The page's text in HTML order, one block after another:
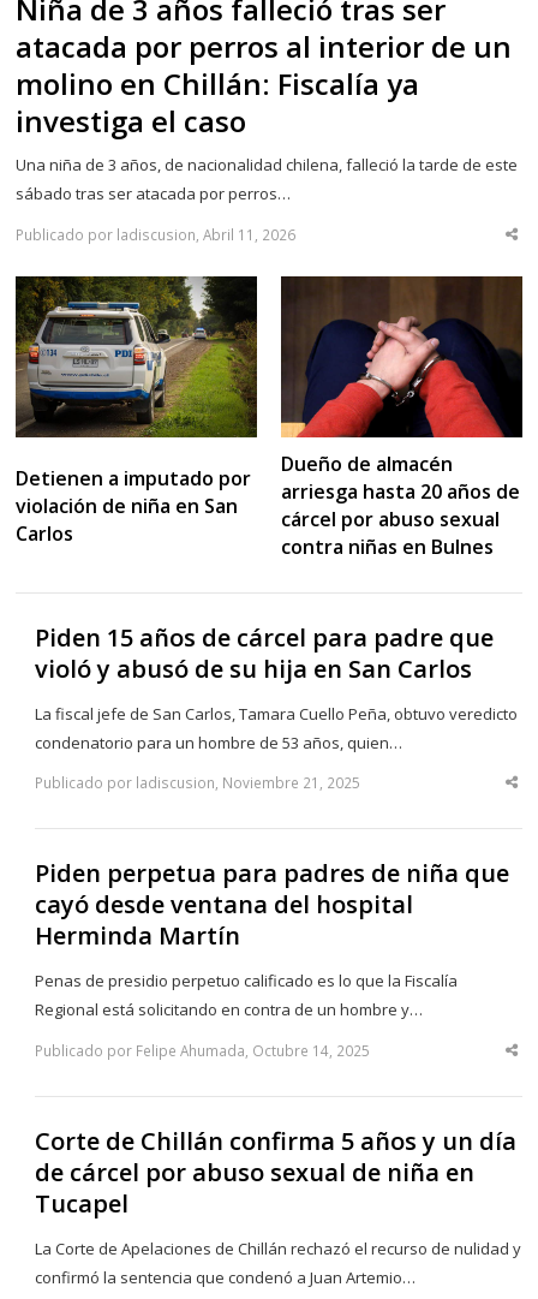
Niña de 3 años falleció tras ser
atacada por perros al interior de un
molino en Chillán: Fiscalía ya
investiga el caso
Una niña de 3 años, de nacionalidad chilena, falleció la tarde de este
sábado tras ser atacada por perros…
Publicado por ladiscusion, Abril 11, 2026
Detienen a imputado por
violación de niña en San
Carlos
Dueño de almacén
arriesga hasta 20 años de
cárcel por abuso sexual
contra niñas en Bulnes
Piden 15 años de cárcel para padre que
violó y abusó de su hija en San Carlos
La fiscal jefe de San Carlos, Tamara Cuello Peña, obtuvo veredicto
condenatorio para un hombre de 53 años, quien…
Publicado por ladiscusion, Noviembre 21, 2025
Piden perpetua para padres de niña que
cayó desde ventana del hospital
Herminda Martín
Penas de presidio perpetuo calificado es lo que la Fiscalía
Regional está solicitando en contra de un hombre y…
Publicado por Felipe Ahumada, Octubre 14, 2025
Corte de Chillán confirma 5 años y un día
de cárcel por abuso sexual de niña en
Tucapel
La Corte de Apelaciones de Chillán rechazó el recurso de nulidad y
confirmó la sentencia que condenó a Juan Artemio…